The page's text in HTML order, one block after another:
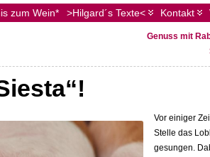
zum Wein* >Hilgard´s Texte< Kontakt
Genuss mit
Vor einiger
Stelle das
gesungen.